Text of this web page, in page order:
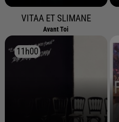
VITAA ET SLIMANE
Avant Toi
11h00
11h00